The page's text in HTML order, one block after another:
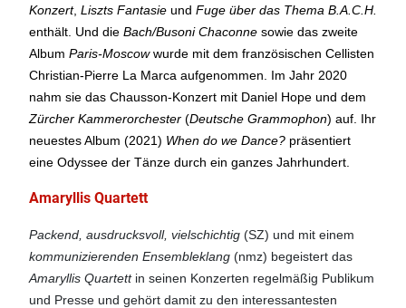
Konzert, Liszts Fantasie und Fuge über das Thema B.A.C.H.
enthält. Und die Bach/​Busoni Chaconne sowie das zweite
Album Paris-Moscowwurde mit dem französischen Cellisten
Christian-Pierre La Marca aufgenommen. Im Jahr 2020
nahm sie das Chausson-Konzert mit Daniel Hope und dem
Zürcher Kammerorchester (Deutsche Grammophon) auf. Ihr
neuestes Album (2021) When do we Dance? präsentiert
eine Odyssee der Tänze durch ein ganzes Jahrhundert.
Amaryllis Quartett
Packend, ausdrucksvoll, vielschichtig (SZ) und mit einem
kommunizierenden Ensembleklang (nmz) begeistert das
Amaryllis Quartett in seinen Konzerten regelmäßig Publikum
und Presse und gehört damit zu den interessantesten